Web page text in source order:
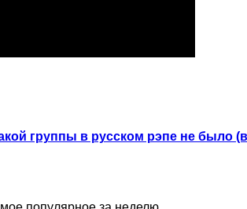
группы в русском рэпе не было